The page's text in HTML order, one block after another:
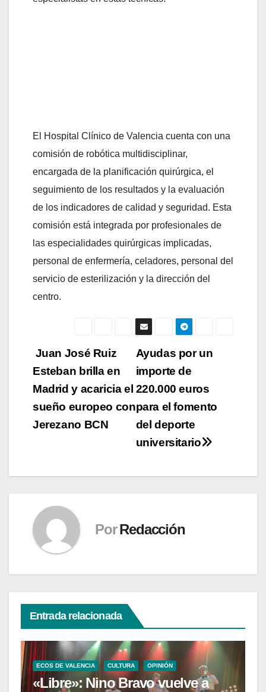
El Hospital Clínico de Valencia cuenta con una
comisión de robótica multidisciplinar,
encargada de la planificación quirúrgica, el
seguimiento de los resultados y la evaluación
de los indicadores de calidad y seguridad. Esta
comisión está integrada por profesionales de
las especialidades quirúrgicas implicadas,
personal de enfermería, celadores, personal del
servicio de esterilización y la dirección del
centro.
Navegación
de
entradas
Ayudas por un
importe de
220.000 euros
para el fomento
del deporte
universitario
Juan José Ruiz
Esteban brilla en
Madrid y acaricia el
sueño europeo con
Jerezano BCN
Por Redacción
Entrada relacionada
ECOS DE VALENCIA CULTURA OPINIÓN
«Libre»: Nino Bravo vuelve a